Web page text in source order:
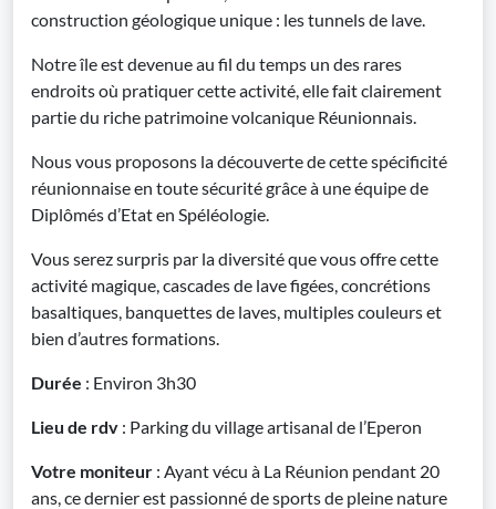
construction géologique unique : les tunnels de lave.
Notre île est devenue au fil du temps un des rares
endroits où pratiquer cette activité, elle fait clairement
partie du riche patrimoine volcanique Réunionnais.
Nous vous proposons la découverte de cette spécificité
réunionnaise en toute sécurité grâce à une équipe de
Diplômés d’Etat en Spéléologie.
Vous serez surpris par la diversité que vous offre cette
activité magique, cascades de lave figées, concrétions
basaltiques, banquettes de laves, multiples couleurs et
bien d’autres formations.
Durée : Environ 3h30
Lieu de rdv : Parking du village artisanal de l’Eperon
Votre moniteur : Ayant vécu à La Réunion pendant 20
ans, ce dernier est passionné de sports de pleine nature